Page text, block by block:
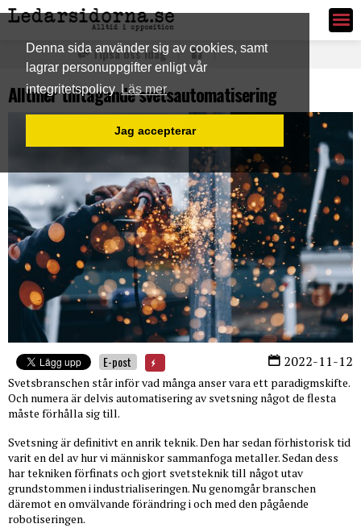
Denna sida använder sig av cookies, samt
lagrar personuppgifter enligt vår
integritetspolicyLäs mer
Jag accepterar
Ledarsidorna.se
Tipsa oss idag
Alltmer tilltagande svetsautomatisering
2022-11-12
E-post
Svetsbranschen står inför vad många anser vara ett paradigmskifte.
Och numera är delvis automatisering av svetsning något de flesta
måste förhålla sig till.
Svetsning är definitivt en anrik teknik. Den har sedan förhistorisk tid
varit en del av hur vi människor sammanfoga metaller. Sedan dess
har tekniken förfinats och gjort svetsteknik till något utav
grundstommen i industrialiseringen. Nu genomgår branschen
däremot en omvälvande förändring i och med den pågående
robotiseringen.